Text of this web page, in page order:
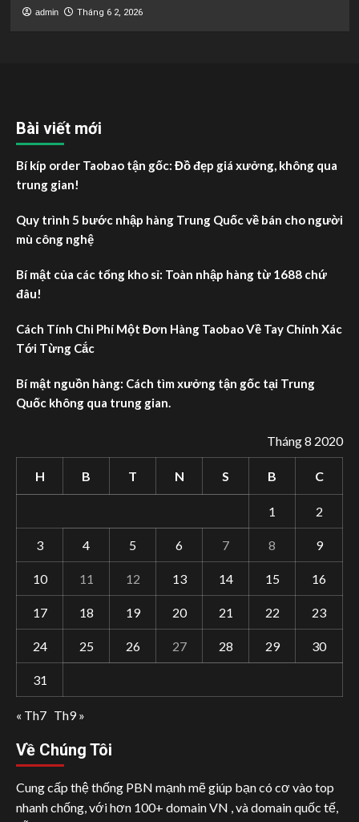
admin Tháng 6 2, 2026
Bài viết mới
Bí kíp order Taobao tận gốc: Đồ đẹp giá xưởng, không qua
trung gian!
Quy trình 5 bước nhập hàng Trung Quốc về bán cho người
mù công nghệ
Bí mật của các tổng kho sỉ: Toàn nhập hàng từ 1688 chứ
đâu!
Cách Tính Chi Phí Một Đơn Hàng Taobao Về Tay Chính Xác
Tới Từng Cắc
Bí mật nguồn hàng: Cách tìm xưởng tận gốc tại Trung
Quốc không qua trung gian.
Tháng 8 2020
H B T N S B C
1 2
3 4 5 6 7 8 9
10 11 12 13 14 15 16
17 18 19 20 21 22 23
24 25 26 27 28 29 30
31
« Th7 Th9 »
Về Chúng Tôi
Cung cấp thệ thống PBN mạnh mẽ giúp bạn có cơ vào top
nhanh chống, với hơn 100+ domain VN , và domain quốc tế,